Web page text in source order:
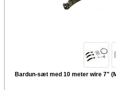
Bardun-sæt med 10 meter wire 7"